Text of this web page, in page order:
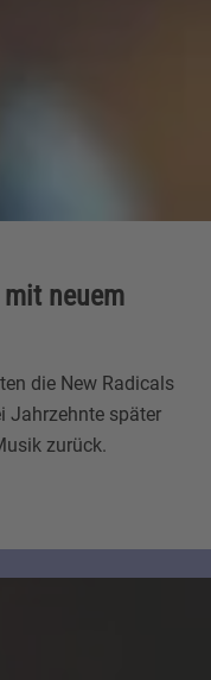
neuem
die New Radicals
Jahrzehnte später
zurück.